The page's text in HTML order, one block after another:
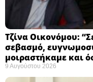
Τζίνα Οικονόμου:
σεβασμό,
μοιραστήκαμε και
9 Αυγούστου 2026